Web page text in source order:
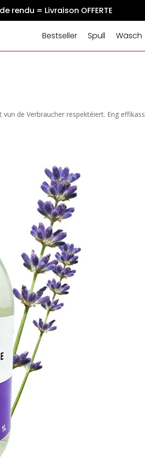
rendu = Livraison OFFERTE
Bestseller Spull Wäsch
de Verbraucher respektéiert. Eng effikass